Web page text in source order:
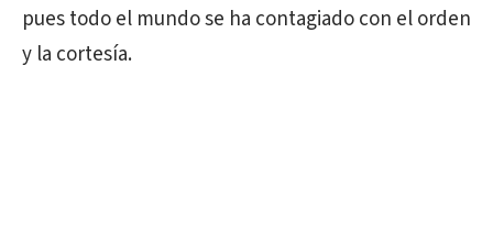
pues todo el mundo se ha contagiado con el orden
y la cortesía.